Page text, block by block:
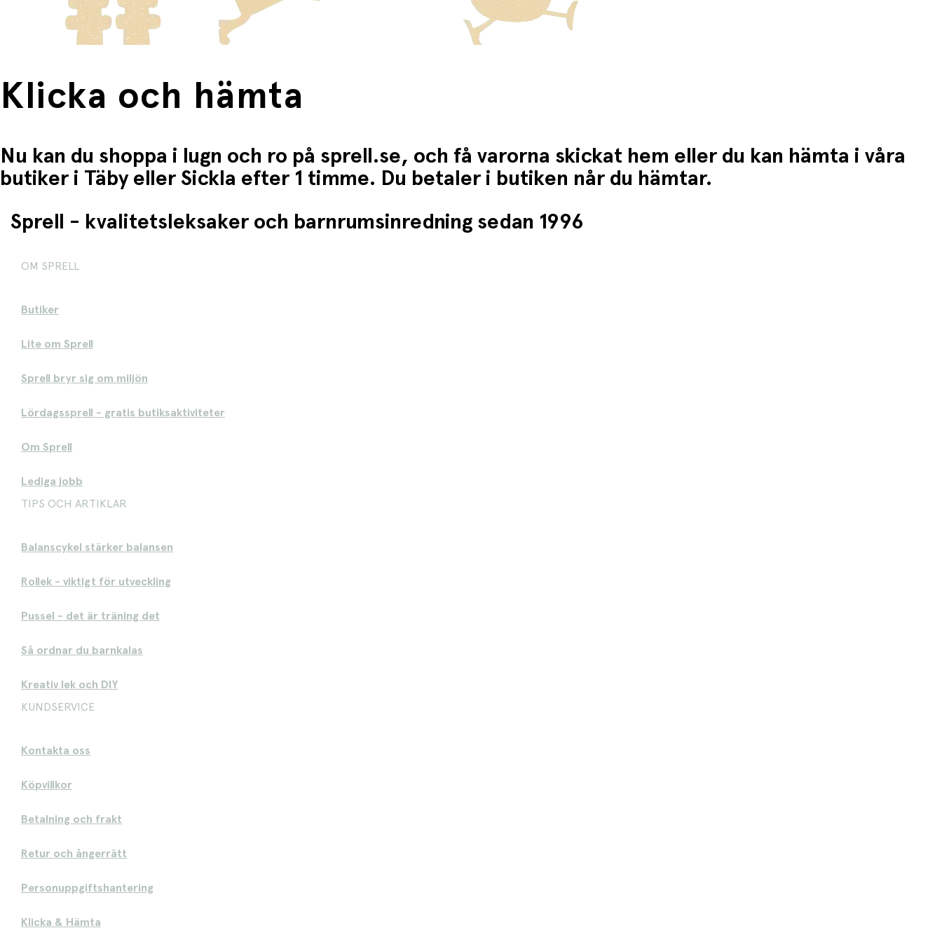
Klicka och hämta
Nu kan du shoppa i lugn och ro på sprell.se, och få varorna skickat hem eller du kan hämta i våra
butiker i Täby eller Sickla efter 1 timme. Du betaler i butiken når du hämtar.
Sprell - kvalitetsleksaker och barnrumsinredning sedan 1996
OM SPRELL
Butiker
Lite om Sprell
Sprell bryr sig om miljön
Lördagssprell - gratis butiksaktiviteter
Om Sprell
Lediga jobb
TIPS OCH ARTIKLAR
Balanscykel stärker balansen
Rollek - viktigt för utveckling
Pussel - det är träning det
Så ordnar du barnkalas
Kreativ lek och DIY
KUNDSERVICE
Kontakta oss
Köpvillkor
Betalning och frakt
Retur och ångerrätt
Personuppgiftshantering
Klicka & Hämta